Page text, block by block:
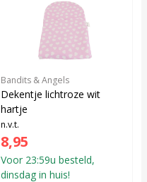
Bandits & Angels
Dekentje lichtroze wit
hartje
n.v.t.
8,95
Voor 23:59u besteld,
dinsdag in huis!